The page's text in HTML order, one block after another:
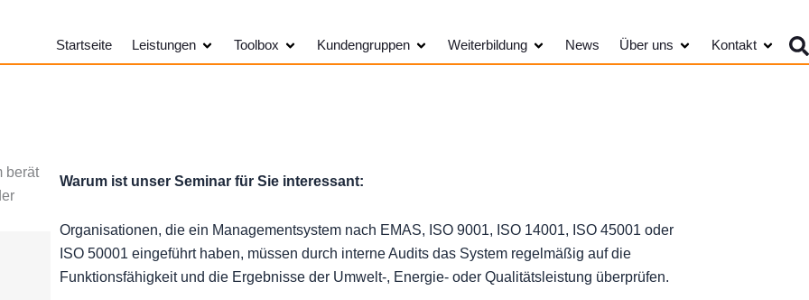
Startseite Leistungen Öffne Leistungen
Toolbox Öffne Toolbox
Kundengruppen Öffne Kundengruppen
Weiterbildung Öffne Weiterbildung
News Über uns Öffne Über uns
Kontakt Öffne
Warum ist unser Seminar für Sie interessant:
Organisationen, die ein Managementsystem nach EMAS, ISO 9001, ISO 14001, ISO 45001 oder
ISO 50001 eingeführt haben, müssen durch interne Audits das System regelmäßig auf die
Funktionsfähigkeit und die Ergebnisse der Umwelt-, Energie- oder Qualitätsleistung überprüfen.